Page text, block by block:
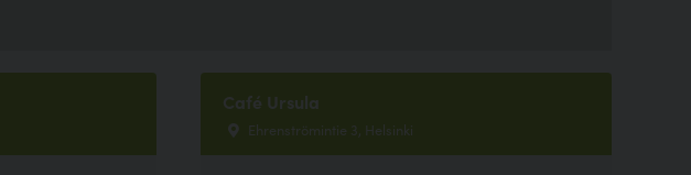
Café Ursula
Ehrenströmintie 3, Helsinki